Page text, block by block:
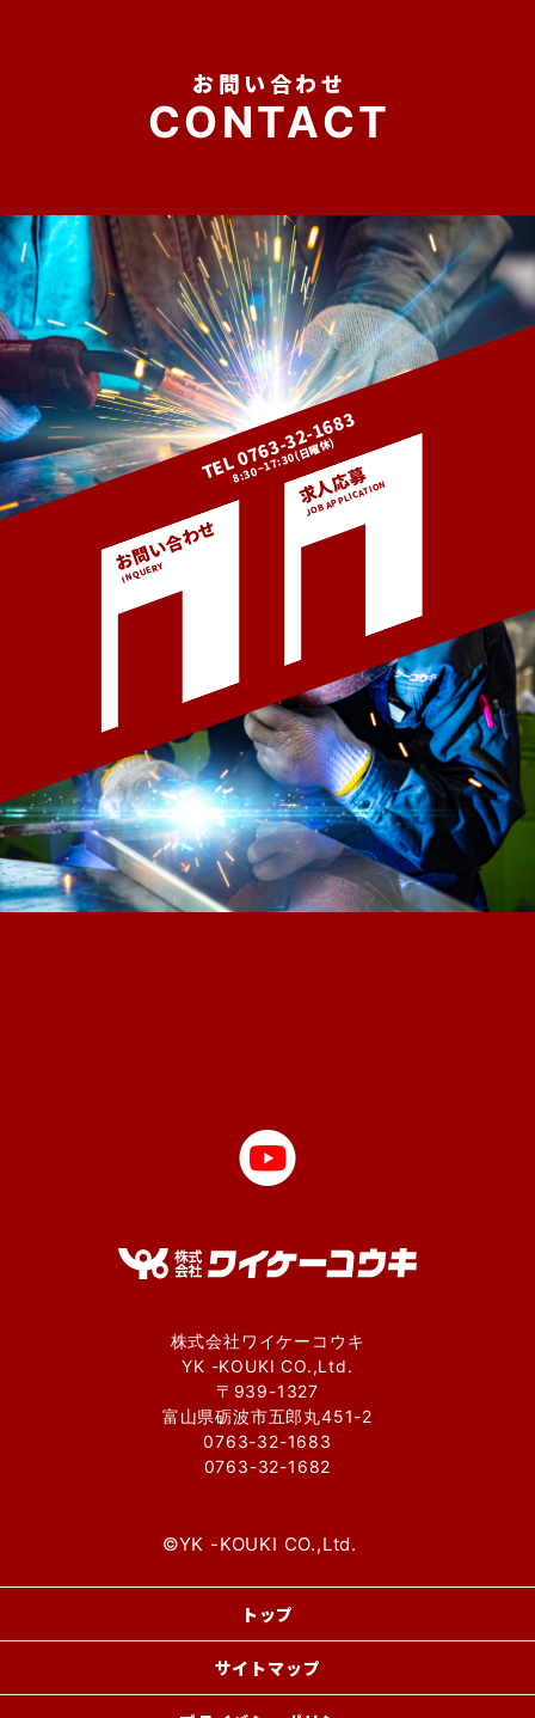
お問い合わせ
TEL 0763-32-1683
8:30~17:30(日曜休)
お問い合わせ
求人応募
株式会社ワイケーコウキ
YK -KOUKI CO.,Ltd.
〒939-1327
富山県砺波市五郎丸451-2
0763-32-1683
0763-32-1682
©︎YK -KOUKI CO.,Ltd.
トップ
サイトマップ